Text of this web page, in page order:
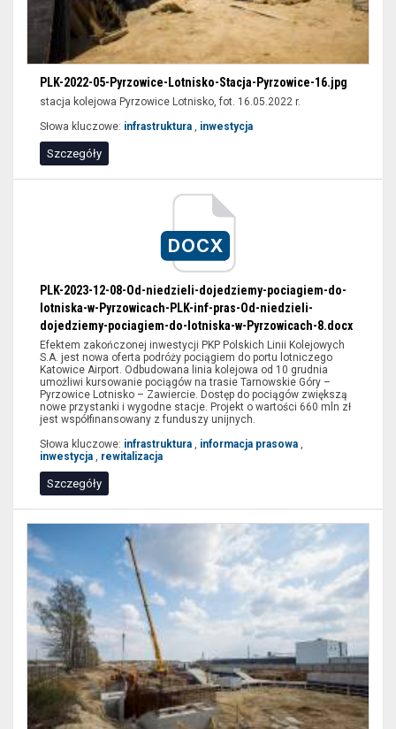
PLK-2022-05-Pyrzowice-Lotnisko-Stacja-Pyrzowice-16.jpg
stacja kolejowa Pyrzowice Lotnisko, fot. 16.05.2022 r.
Słowa kluczowe: infrastruktura , inwestycja
Szczegóły
LK182,
briefing
prasowy,
infrastruktura,
pociąg
pasażerski,
przejazd
drezyną,
kolej
na
lotnisko,
Pyrzowice
Lotnisko,
DOCX
PLK-2023-12-08-Od-niedzieli-dojedziemy-pociagiem-do-
lotniska-w-Pyrzowicach-PLK-inf-pras-Od-niedzieli-
dojedziemy-pociagiem-do-lotniska-w-Pyrzowicach-8.docx
Efektem zakończonej inwestycji PKP Polskich Linii Kolejowych
S.A. jest nowa oferta podróży pociągiem do portu lotniczego
Katowice Airport. Odbudowana linia kolejowa od 10 grudnia
umożliwi kursowanie pociągów na trasie Tarnowskie Góry –
Pyrzowice Lotnisko – Zawiercie. Dostęp do pociągów zwiększą
nowe przystanki i wygodne stacje. Projekt o wartości 660 mln zł
jest współfinansowany z funduszy unijnych.
Słowa kluczowe: infrastruktura , informacja prasowa ,
inwestycja , rewitalizacja
Szczegóły